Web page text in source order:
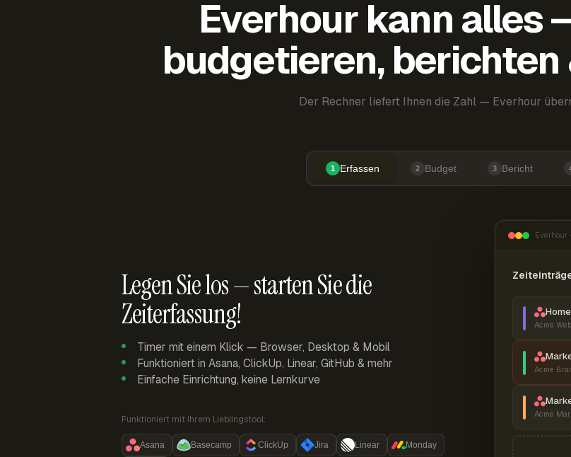
Everhour kann alles
budgetieren, berichten
Der Rechner liefert Ihnen die Zahl — Everhour
1 Erfassen 2 Budget 3 Bericht
Legen Sie los — starten Sie die
Zeiterfassung!
Timer mit einem Klick — Browser, Desktop & Mobil
Funktioniert in Asana, ClickUp, Linear, GitHub & mehr
Einfache Einrichtung, keine Lernkurve
Funktioniert mit Ihrem Lieblingstool:
Asana Basecamp ClickUp Jira Linear Monday
Acme
Acme
Acme